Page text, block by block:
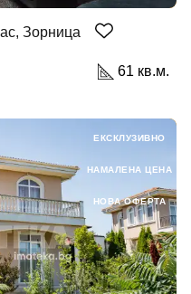
Зорница
61 кв.м.
ЕКСКЛУЗИВНО
НАМАЛЕНА ЦЕНА
НОВА ОФЕРТА